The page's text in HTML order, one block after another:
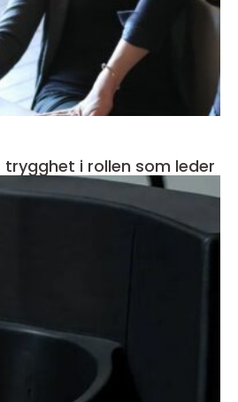
trygghet i rollen som leder